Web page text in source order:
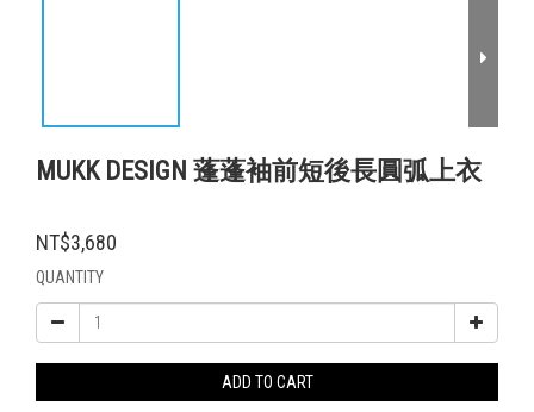
MUKK DESIGN 蓬蓬袖前短後長圓弧上衣
NT$3,680
QUANTITY
ADD TO CART